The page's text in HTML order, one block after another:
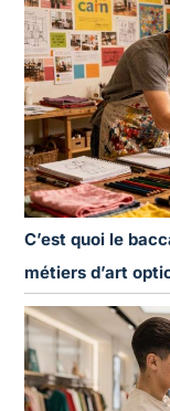
C’est quoi le
métiers d’art